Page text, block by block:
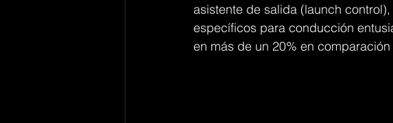
asistente de salida (launch
específicos para conducción
en más de un 20% en